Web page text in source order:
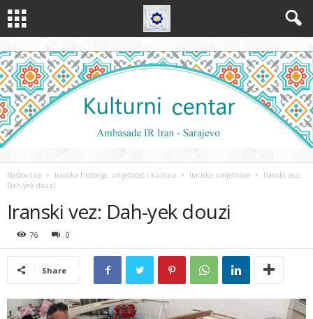
Naslovnica Iranska historija, umjetnost i kultura Iranske umjetnine
Iranski vez:
Dah-yek douzi
Iranski vez: Dah-yek douzi
76 0
Share